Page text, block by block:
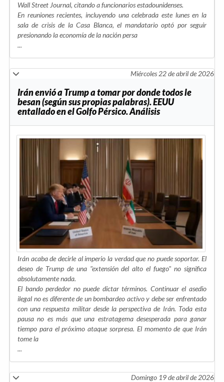
Wall Street Journal, citando a funcionarios estadounidenses.
En reuniones recientes, incluyendo una celebrada este lunes en la
sala de crisis de la Casa Blanca, el mandatario optó por seguir
presionando la economía de la nación persa
...
Miércoles 22 de abril de 2026
Irán envió a Trump a tomar por donde todos le
besan (según sus propias palabras). EEUU
entallado en el Golfo Pérsico. Análisis
Irán acaba de decirle al imperio la verdad que no puede soportar. El
deseo de Trump de una "extensión del alto el fuego" no significa
absolutamente nada.
El bando perdedor no puede dictar términos. Continuar el asedio
ilegal no es diferente de un bombardeo activo y debe ser enfrentado
con una respuesta militar desde la perspectiva de Irán. Toda esta
pausa no es más que una estratagema desesperada para ganar
tiempo para el próximo ataque sorpresa. El momento de que Irán
tome la
...
Domingo 19 de abril de 2026